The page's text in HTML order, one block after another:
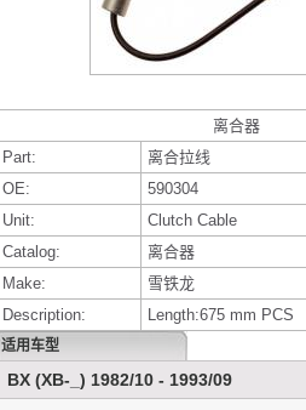
离合器
Part:
离合拉线
OE:
590304
Unit:
Clutch Cable
Catalog:
离合器
Make:
雪铁龙
Description:
Length:675 mm PCS
适用车型
BX (XB-_) 1982/10 - 1993/09